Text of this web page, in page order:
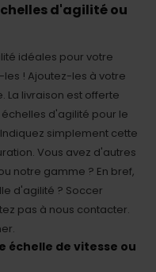
d'agilité ou
idéales pour votre
! Ajoutez-les à votre
La livraison est offerte
d'agilité pour le
simplement cette
Vous avez d'autres
notre gamme ? En bref,
d'agilité ? Soccer
pas à nous contacter.
échelle de vitesse ou